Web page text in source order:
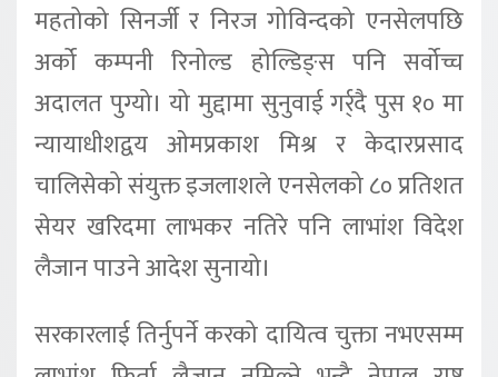
महतोको सिनर्जी र निरज गोविन्दको एनसेलपछि
अर्को कम्पनी रिनोल्ड होल्डिङ्स पनि सर्वोच्च
अदालत पुग्यो। यो मुद्दामा सुनुवाई गर्र्दै पुस १० मा
न्यायाधीशद्वय ओमप्रकाश मिश्र र केदारप्रसाद
चालिसेको संयुक्त इजलाशले एनसेलको ८० प्रतिशत
सेयर खरिदमा लाभकर नतिरे पनि लाभांश विदेश
लैजान पाउने आदेश सुनायो।
सरकारलाई तिर्नुपर्ने करको दायित्व चुक्ता नभएसम्म